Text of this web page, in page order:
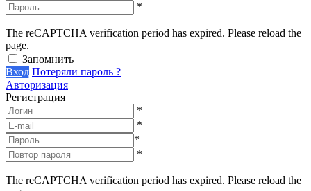
*
The reCAPTCHA verification period has expired. Please reload the
page.
Запомнить
Вход Потеряли пароль ?
Авторизация
Регистрация
*
*
*
*
The reCAPTCHA verification period has expired. Please reload the